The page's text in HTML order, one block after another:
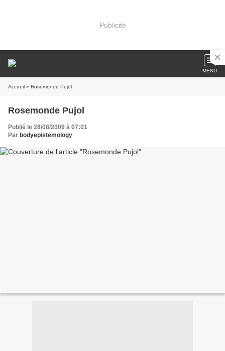
Publicité
MENU
Accueil » Rosemonde Pujol
Rosemonde Pujol
Publié le 28/08/2009 à 07:01
Par bodyepistemology